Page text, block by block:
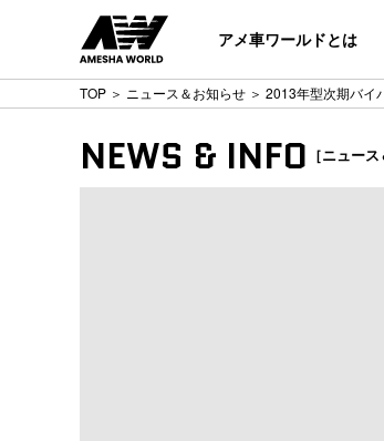
アメ車ワールドとは
TOP ＞ ニュース＆お知らせ ＞ 2013年型次期バイ
NEWS & INFO ［ニュー